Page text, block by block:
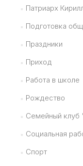
Патриарх
Подготовка
Праздники
Приход
Работа в школе
Рождество
Семейный клуб
Социальная
Спорт